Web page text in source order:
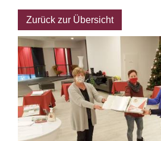
Zurück zur Übersicht